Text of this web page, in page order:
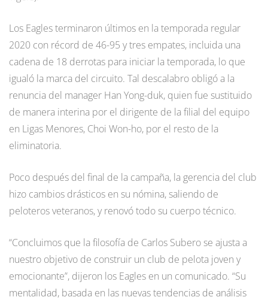
Los Eagles terminaron últimos en la temporada regular
2020 con récord de 46-95 y tres empates, incluida una
cadena de 18 derrotas para iniciar la temporada, lo que
igualó la marca del circuito. Tal descalabro obligó a la
renuncia del manager Han Yong-duk, quien fue sustituido
de manera interina por el dirigente de la filial del equipo
en Ligas Menores, Choi Won-ho, por el resto de la
eliminatoria.
Poco después del final de la campaña, la gerencia del club
hizo cambios drásticos en su nómina, saliendo de
peloteros veteranos, y renovó todo su cuerpo técnico.
“Concluimos que la filosofía de Carlos Subero se ajusta a
nuestro objetivo de construir un club de pelota joven y
emocionante”, dijeron los Eagles en un comunicado. “Su
mentalidad, basada en las nuevas tendencias de análisis